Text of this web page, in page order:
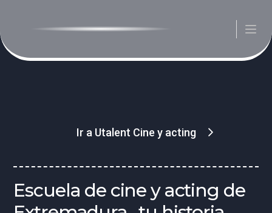
Ir a Utalent Cine y acting
Escuela de cine y acting de